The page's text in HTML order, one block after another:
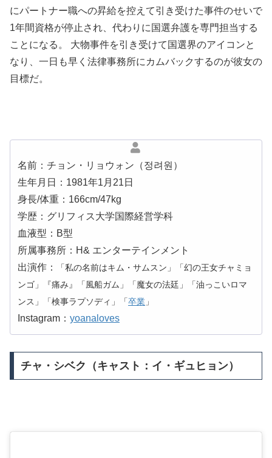
にパートナー職への昇給を控えて引き受けた事件のせいで
1年間資格が停止され、代わりに国選弁護を専門担当する
ことになる。 大物事件を引き受けて国選界のアイコンと
なり、一日も早く法律事務所にカムバックするのが彼女の
目標だ。
名前：チョン・リョウォン（정려원）
生年月日：1981年1月21日
身長/体重：166cm/47kg
学歴：グリフィス大学国際経営学科
血液型：B型
所属事務所：H& エンターテインメント
出演作：
「私の名前はキム・サムスン」「幻の王女チャミョ
ンゴ」『痛み』「風船ガム」「魔女の法廷」「油っこいロマ
ンス」「検事ラプソディ」「卒業 」
Instagram： yoanaloves
チャ・シベク（キャスト：イ・ギュヒョン）